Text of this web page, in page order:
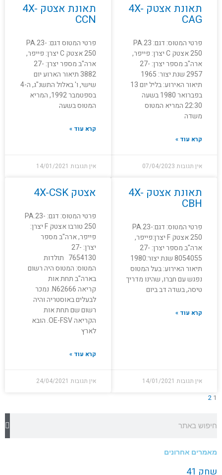
תאונת אצטק 4X-
CAG
פרטי המטוס: דגם: PA.23
250 אצטק C יצרן: פייפר,
ארה"ב מספר יצרן: 27-
2957 שנת יצור: 1965
תיאור האירוע: בליל יום 13
בפברואר 1980 בשעה
22:30 המריא המטוס
משדה
קרא עוד »
אין תגובות 07/04/2023
תאונת אצטק 4X-
CCN
פרטי המטוס דגם: PA.23-
250 אצטק C יצרן: פייפר,
ארה"ב מספר יצרן: 27-
3882 תיאור הארוע יום
שישי, ו' באלול התשנ"ג, ה-4
בספטמבר 1992, המריא
המטוס בשעה
קרא עוד »
אין תגובות 14/01/2021
תאונת אצטק 4X-
CBH
פרטי המטוס: דגם:PA.23-
250 אצטק F יצרן:פייפר,
ארה"ב מספר יצרן: 27-
8054055 שנת יצור:1980
תיאור האירוע: בעל המטוס
נפגש עם חברו, שהינו מדריך
טיסה, בשדה דב ביום
קרא עוד »
אין תגובות 14/01/2021
אצטק 4X-CSK
פרטי המטוס: דגם: PA.23-
250 טורבו אצטק F יצרן:
פייפר, ארה"ב מספר
יצרן: 27-
7654130 תולדות
המטוס: המטוס היה רשום
בארה"ב תחת אות
קריאה N62666. נמכר
לבעלים באוסטריה והיה
רשום שם תחת אות
הקריאה OE-FSV. הובא
לארץ
קרא עוד »
אין תגובות 24/04/2021
1
2
מאמרים אחרונים
שחק 41